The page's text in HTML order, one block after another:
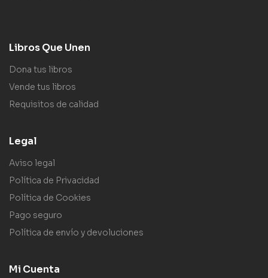
Libros Que Unen
Dona tus libros
Vende tus libros
Requisitos de calidad
Legal
Aviso legal
Política de Privacidad
Política de Cookies
Pago seguro
Política de envío y devoluciones
Mi Cuenta